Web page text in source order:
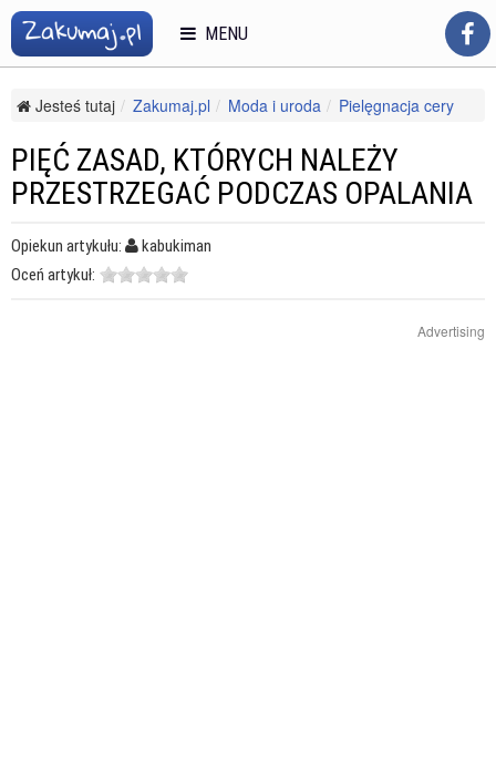
Jesteś tutaj Zakumaj.pl Moda i uroda
Pielęgnacja cery
Pięć zasad, których należy przestrzegać podczas opalania
PIĘĆ ZASAD, KTÓRYCH NALEŻY
PRZESTRZEGAĆ PODCZAS OPALANIA
Opiekun artykułu:
kabukiman
Oceń artykuł:
Advertising
MENU